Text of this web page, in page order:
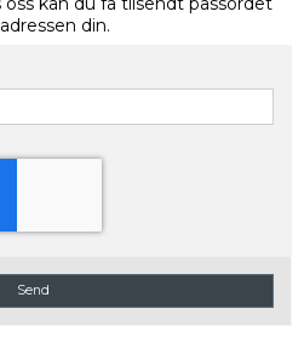
din.
Send